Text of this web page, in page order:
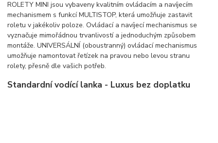
ROLETY MINI jsou vybaveny kvalitním ovládacím a navíjecím
mechanismem s funkcí MULTISTOP, která umožňuje zastavit
roletu v jakékoliv poloze. Ovládací a navíjecí mechanismus se
vyznačuje mimořádnou trvanlivostí a jednoduchým způsobem
montáže. UNIVERSÁLNÍ (oboustranný) ovládací mechanismus
umožňuje namontovat řetízek na pravou nebo levou stranu
rolety, přesně dle vašich potřeb.
Standardní vodící lanka - Luxus bez doplatku